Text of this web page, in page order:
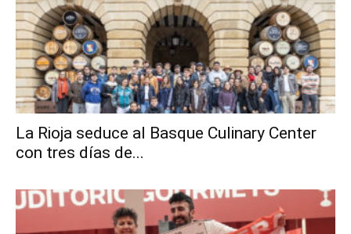
La Rioja seduce al Basque Culinary Center
con tres días de...